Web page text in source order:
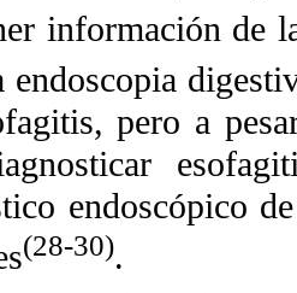
información de
endoscopia
pero a
endoscópico
(28-30).